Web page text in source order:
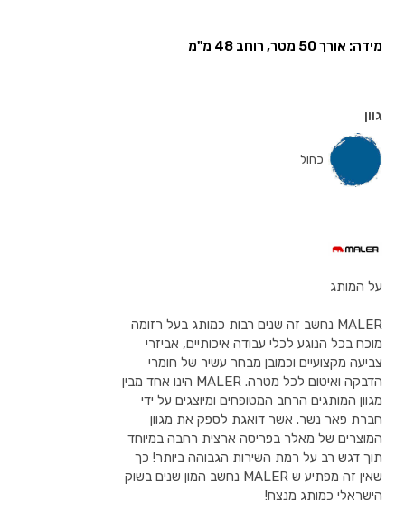
מידה: אורך 50 מטר, רוחב 48 מ"מ
גוון
כחול
על המותג
MALER נחשב זה שנים רבות כמותג בעל רזומה
מוכח בכל הנוגע לכלי עבודה איכותיים, אביזרי
צביעה מקצועיים וכמובן מבחר עשיר של חומרי
הדבקה ואיטום לכל מטרה. MALER הינו אחד מבין
מגוון המותגים הרחב המטופחים ומיוצגים על ידי
חברת פאר נשר. אשר דואגת לספק את מגוון
המוצרים של מאלר בפריסה ארצית רחבה במיוחד
תוך דגש רב על רמת השירות הגבוהה ביותר! כך
שאין זה מפתיע ש MALER נחשב המון שנים בשוק
הישראלי כמותג מנצח!